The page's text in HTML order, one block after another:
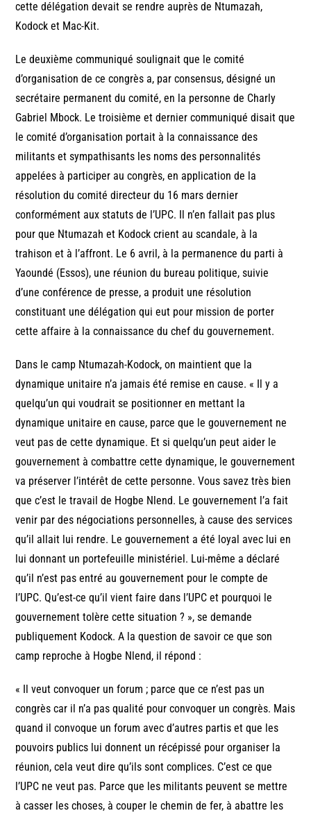
cette délégation devait se rendre auprès de Ntumazah,
Kodock et Mac-Kit.
Le deuxième communiqué soulignait que le comité
d’organisation de ce congrès a, par consensus, désigné un
secrétaire permanent du comité, en la personne de Charly
Gabriel Mbock. Le troisième et dernier communiqué disait que
le comité d’organisation portait à la connaissance des
militants et sympathisants les noms des personnalités
appelées à participer au congrès, en application de la
résolution du comité directeur du 16 mars dernier
conformément aux statuts de l’UPC. Il n’en fallait pas plus
pour que Ntumazah et Kodock crient au scandale, à la
trahison et à l’affront. Le 6 avril, à la permanence du parti à
Yaoundé (Essos), une réunion du bureau politique, suivie
d’une conférence de presse, a produit une résolution
constituant une délégation qui eut pour mission de porter
cette affaire à la connaissance du chef du gouvernement.
Dans le camp Ntumazah-Kodock, on maintient que la
dynamique unitaire n’a jamais été remise en cause. « Il y a
quelqu’un qui voudrait se positionner en mettant la
dynamique unitaire en cause, parce que le gouvernement ne
veut pas de cette dynamique. Et si quelqu’un peut aider le
gouvernement à combattre cette dynamique, le gouvernement
va préserver l’intérêt de cette personne. Vous savez très bien
que c’est le travail de Hogbe Nlend. Le gouvernement l’a fait
venir par des négociations personnelles, à cause des services
qu’il allait lui rendre. Le gouvernement a été loyal avec lui en
lui donnant un portefeuille ministériel. Lui-même a déclaré
qu’il n’est pas entré au gouvernement pour le compte de
l’UPC. Qu’est-ce qu’il vient faire dans l’UPC et pourquoi le
gouvernement tolère cette situation ? », se demande
publiquement Kodock. A la question de savoir ce que son
camp reproche à Hogbe Nlend, il répond :
« Il veut convoquer un forum ; parce que ce n’est pas un
congrès car il n’a pas qualité pour convoquer un congrès. Mais
quand il convoque un forum avec d’autres partis et que les
pouvoirs publics lui donnent un récépissé pour organiser la
réunion, cela veut dire qu’ils sont complices. C’est ce que
l’UPC ne veut pas. Parce que les militants peuvent se mettre
à casser les choses, à couper le chemin de fer, à abattre les